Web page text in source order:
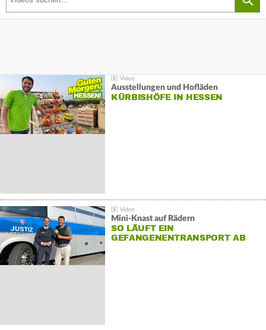
Ausstellungen und Hofläden
KÜRBISHÖFE IN HESSEN
Mini-Knast auf Rädern
SO LÄUFT EIN
GEFANGENENTRANSPORT AB